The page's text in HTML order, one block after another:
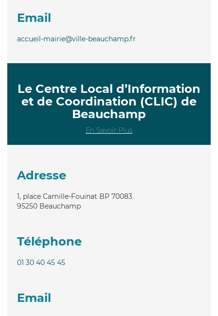
Email
accueil-mairie@ville-beauchamp.fr
Le Centre Local d’Information
et de Coordination (CLIC) de
Beauchamp
En Savoir Plus
Adresse
1, place Camille-Fouinat BP 70083
95250 Beauchamp
Téléphone
01 30 40 45 45
Email